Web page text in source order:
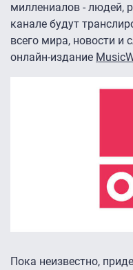
миллениалов - людей,
канале будут
всего мира, новости и
онлайн-издание
Пока неизвестно,